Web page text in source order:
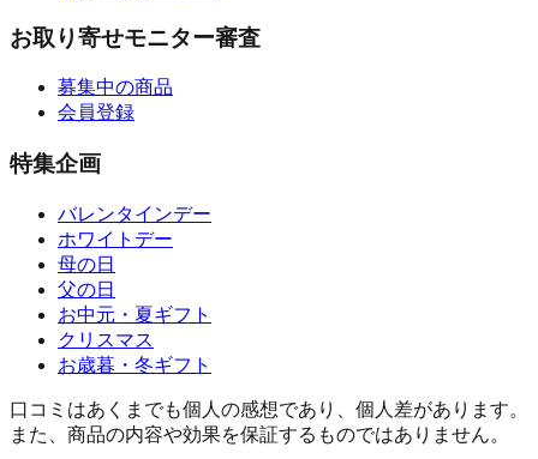
お取り寄せモニター審査
募集中の商品
会員登録
特集企画
バレンタインデー
ホワイトデー
母の日
父の日
お中元・夏ギフト
クリスマス
お歳暮・冬ギフト
口コミはあくまでも個人の感想であり、個人差があります。
また、商品の内容や効果を保証するものではありません。